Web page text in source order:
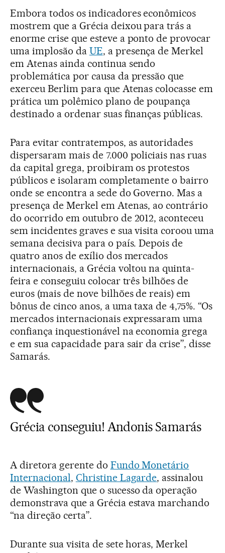
Embora todos os indicadores econômicos
mostrem que a Grécia deixou para trás a
enorme crise que esteve a ponto de provocar
uma implosão da UE, a presença de Merkel
em Atenas ainda continua sendo
problemática por causa da pressão que
exerceu Berlim para que Atenas colocasse em
prática um polêmico plano de poupança
destinado a ordenar suas finanças públicas.
Para evitar contratempos, as autoridades
dispersaram mais de 7.000 policiais nas ruas
da capital grega, proibiram os protestos
públicos e isolaram completamente o bairro
onde se encontra a sede do Governo. Mas a
presença de Merkel em Atenas, ao contrário
do ocorrido em outubro de 2012, aconteceu
sem incidentes graves e sua visita coroou uma
semana decisiva para o país. Depois de
quatro anos de exílio dos mercados
internacionais, a Grécia voltou na quinta-
feira e conseguiu colocar três bilhões de
euros (mais de nove bilhões de reais) em
bônus de cinco anos, a uma taxa de 4,75%. “Os
mercados internacionais expressaram uma
confiança inquestionável na economia grega
e em sua capacidade para sair da crise”, disse
Samarás.
Grécia conseguiu! Andonis Samarás
A diretora gerente do Fundo Monetário
Internacional, Christine Lagarde, assinalou
de Washington que o sucesso da operação
demonstrava que a Grécia estava marchando
“na direção certa”.
Durante sua visita de sete horas, Merkel